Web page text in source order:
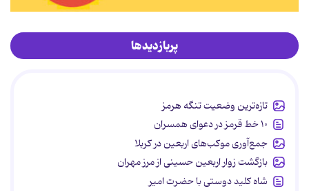
پربازدیدها
تازه‌ترین وضعیت تنگه هرمز
۱۰ خط قرمز در دعوای همسران
جمع‌آوری موکب‌های اربعین در کربلا
بازگشت زوار اربعین حسینی از مرز مهران
شاه کلید دوستی با حضرت امیر